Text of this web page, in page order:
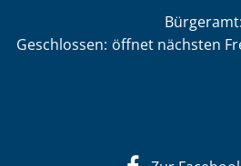
Bürgeramt:
Klicken, um weitere Öffnungs-
Geschlossen: öffnet nächsten